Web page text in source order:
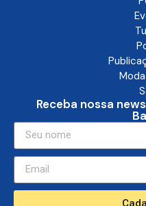
Receba nossa